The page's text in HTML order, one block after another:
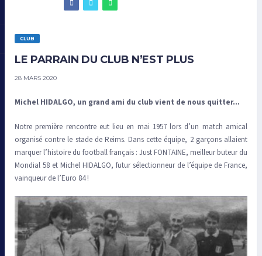
CLUB
LE PARRAIN DU CLUB N’EST PLUS
28 MARS 2020
Michel HIDALGO, un grand ami du club vient de nous quitter…
Notre première rencontre eut lieu en mai 1957 lors d’un match amical
organisé contre le stade de Reims. Dans cette équipe, 2 garçons allaient
marquer l’histoire du football français : Just FONTAINE, meilleur buteur du
Mondial 58 et Michel HIDALGO, futur sélectionneur de l’équipe de France,
vainqueur de l’Euro 84 !